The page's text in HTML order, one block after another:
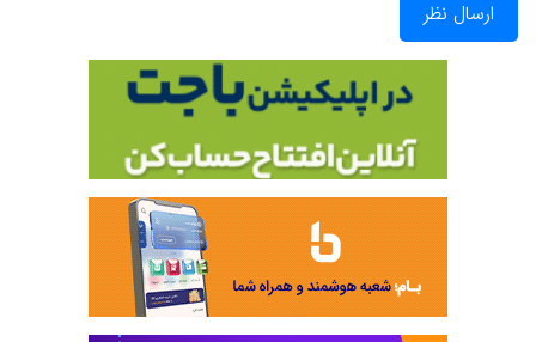
ارسال نظر